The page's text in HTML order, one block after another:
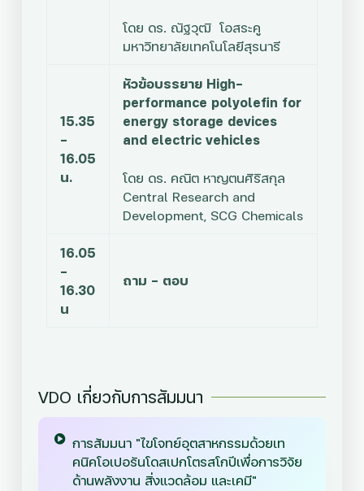
โดย ดร. ณัฐวุฒิ โอสระคู
มหาวิทยาลัยเทคโนโลยีสุรนารี
15.35
–
16.05
น.
หัวข้อบรรยาย High-
performance polyolefin for
energy storage devices
and electric vehicles
โดย ดร. คณิต หาญตนศิริสกุล
Central Research and
Development, SCG Chemicals
16.05
–
16.30
น
ถาม – ตอบ
VDO เกี่ยวกับการสัมมนา
การสัมมนา "ไขโจทย์อุตสาหกรรมด้วยเท
คนิคโอเปอรันโดสเปกโตรสโกปีเพื่อการวิจัย
ด้านพลังงาน สิ่งแวดล้อม และเคมี"